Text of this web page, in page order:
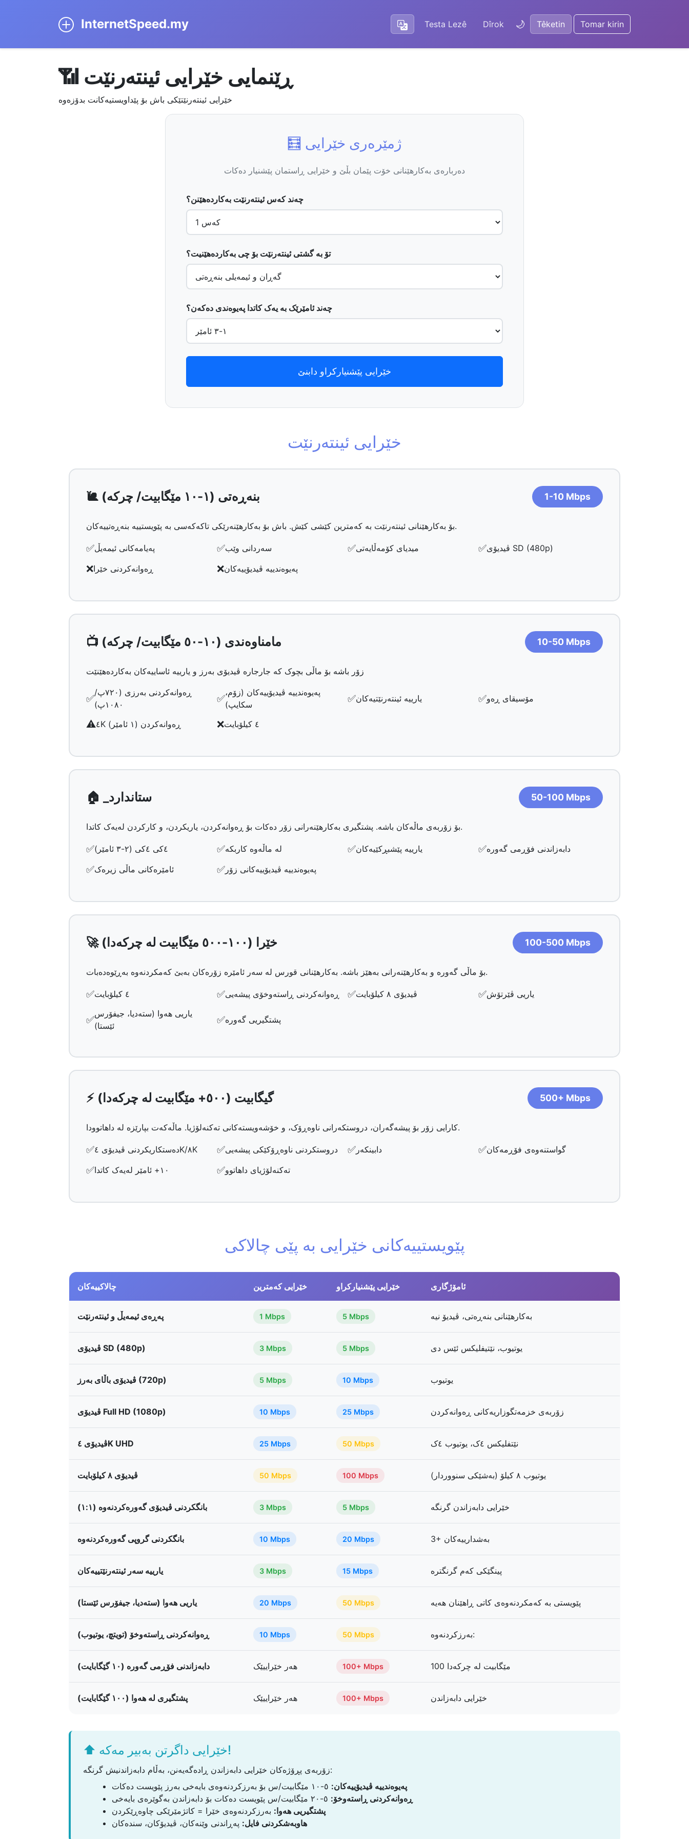
InternetSpeed.my Testa Lezê Dîrok 🌙 Têketin Tomar kirin
📶 ڕێنمایی خێرایی ئینتەرنێت
خێرایی ئینتەرنێتێکی باش بۆ پێداویستیەکانت بدۆزەوە
🧮 ژمێرەری خێرایی
دەربارەی بەکارهێنانی خۆت پێمان بڵێ و خێرایی ڕاستمان پێشنیار دەکات
چەند کەس ئینتەرنێت بەکاردەهێنن؟
تۆ بە گشتی ئینتەرنێت بۆ چی بەکاردەهێنیت؟
چەند ئامێرێک بە یەک کاتدا پەیوەندی دەکەن؟
خێرایی پێشنیارکراو دابنێ
خێرایی ئینتەرنێت
🐌 بنەڕەتی (١-١٠ مێگابیت/ چرکە) 1-10 Mbps
بۆ بەکارهێنانی ئینتەرنێت بە کەمترین کێشی کێش. باش بۆ بەکارهێنەرێکی تاکەکەسی بە پێویستییە بنەڕەتییەکان.
✅پەیامەکانی ئیمەیڵ ✅سەردانی وێب ✅میدیای کۆمەڵایەتی ✅ ڤیدیۆی SD (480p)
❌ڕەوانەکردنی خێرا ❌پەیوەندییە ڤیدیۆییەکان
📺 مامناوەندی (١٠-٥٠ مێگابیت/ چرکە) 10-50 Mbps
زۆر باشە بۆ ماڵی بچوک کە جارجارە ڤیدیۆی بەرز و یارییە ئاساییەکان بەکاردەهێنێت
✅ڕەوانەکردنی بەرزی (٧٢٠پ/
١٠٨٠پ)
✅پەیوەندییە ڤیدیۆییەکان (زۆم،
سکایپ)
✅یارییە ئینتەرنێتیەکان ✅مۆسیقای ڕەو
⚠️ ٤K ڕەوانەکردن (١ ئامێر) ❌ ٤ کیلۆبایت
🏠 _ستاندارد 50-100 Mbps
بۆ زۆربەی ماڵەکان باشە. پشتگیری بەکارهێنەرانی زۆر دەکات بۆ ڕەوانەکردن، یاریکردن، و کارکردن لەیەک کاتدا.
✅ ٤کی ٤کی (٢-٣ ئامێر) ✅لە ماڵەوە کاربکە ✅یارییە پێشبڕکێیەکان ✅دابەزاندنی فۆڕمی گەورە
✅ئامێرەکانی ماڵی زیرەک ✅ پەیوەندییە ڤیدیۆییەکانی زۆر
🚀 خێرا (١٠٠-٥٠٠ مێگابیت لە چرکەدا) 100-500 Mbps
بۆ ماڵی گەورە و بەکارهێنەرانی بەهێز باشە. بەکارهێنانی قورس لە سەر ئامێرە زۆرەکان بەبێ کەمکردنەوە بەڕێوەدەبات.
✅ ٤ کیلۆبایت ✅ڕەوانەکردنی ڕاستەوخۆی پیشەیی ✅ ڤیدیۆی ٨ کیلۆبایت ✅یاریی ڤێرتۆش
✅یاریی هەوا (ستەدیا، جیفۆرس
ئێستا)
✅پشتگیریی گەورە
⚡ گیگابیت (٥٠٠+ مێگابیت لە چرکەدا) 500+ Mbps
کارایی زۆر بۆ پیشەگەران، دروستکەرانی ناوەڕۆک، و خۆشەویستەکانی تەکنەلۆژیا. ماڵەکەت بپارێزە لە داهاتوودا.
✅ دەستکاریکردنی ڤیدیۆی ٤K/٨K ✅دروستکردنی ناوەڕۆکێکی پیشەیی ✅ دابینکەر ✅گواستنەوەی فۆڕمەکان
✅ ١٠+ ئامێر لەیەک کاتدا ✅تەکنەلۆژیای داهاتوو
پێویستییەکانی خێرایی بە پێی چالاکی
چالاکییەکان خێرایی کەمترین خێرایی پێشنیارکراو ئامۆژگاری
پەڕەی ئیمەیڵ و ئینتەرنێت 1 Mbps 5 Mbps بەکارهێنانی بنەڕەتی، ڤیدیۆ نیە
ڤیدیۆی SD (480p) 3 Mbps 5 Mbps یوتیوب، نێتیفلیکس ئێس دی
ڤیدیۆی باڵای بەرز (720p) 5 Mbps 10 Mbps یوتیوب
ڤیدیۆی Full HD (1080p) 10 Mbps 25 Mbps زۆربەی خزمەتگوزاریەکانی ڕەوانەکردن
ڤیدیۆی ٤K UHD 25 Mbps 50 Mbps نێتفلیکس ٤ک، یوتیوب ٤ک
ڤیدیۆی ٨ کیلۆبایت 50 Mbps 100 Mbps یوتیوب ٨ کیلۆ (بەشێکی سنووردار)
بانگکردنی ڤیدیۆی گەورەکردنەوە (١:١) 3 Mbps 5 Mbps خێرایی دابەزاندن گرنگە
بانگکردنی گروپی گەورەکردنەوە 10 Mbps 20 Mbps 3+ بەشدارییەکان
یارییە سەر ئینتەرنێتییەکان 3 Mbps 15 Mbps پینگێکی کەم گرنگترە
یاریی هەوا (ستەدیا، جیفۆرس ئێستا) 20 Mbps 50 Mbps پێویستی بە کەمکردنەوەی کاتی ڕاهێنان هەیە
ڕەوانەکردنی ڕاستەوخۆ (تویتچ، یوتیوب) 10 Mbps 50 Mbps بەرزکردنەوە:
دابەزاندنی فۆڕمی گەورە (١٠ گێگابایت) هەر خێراییێک 100+ Mbps 100 مێگابیت لە چرکەدا
پشتگیری لە هەوا (١٠٠ گێگابایت) هەر خێراییێک 100+ Mbps خێرایی دابەزاندن
⬆️ خێرایی داگرتن بەبیر مەکە!
زۆربەی پڕۆژەکان خێرایی دابەزاندن ڕادەگەیەنن، بەڵام دابەزاندنیش گرنگە:
پەیوەندییە ڤیدیۆییەکان:
ڕەوانەکردنی ڕاستەوخۆ:
پشتگیریی هەوا: بەرزکردنەوەی خێرا = کاتژمێرێکی چاوەڕێکردن
هاوبەشکردنی فایل: پەڕاندنی وێنەکان، ڤیدیۆکان، سندەکان